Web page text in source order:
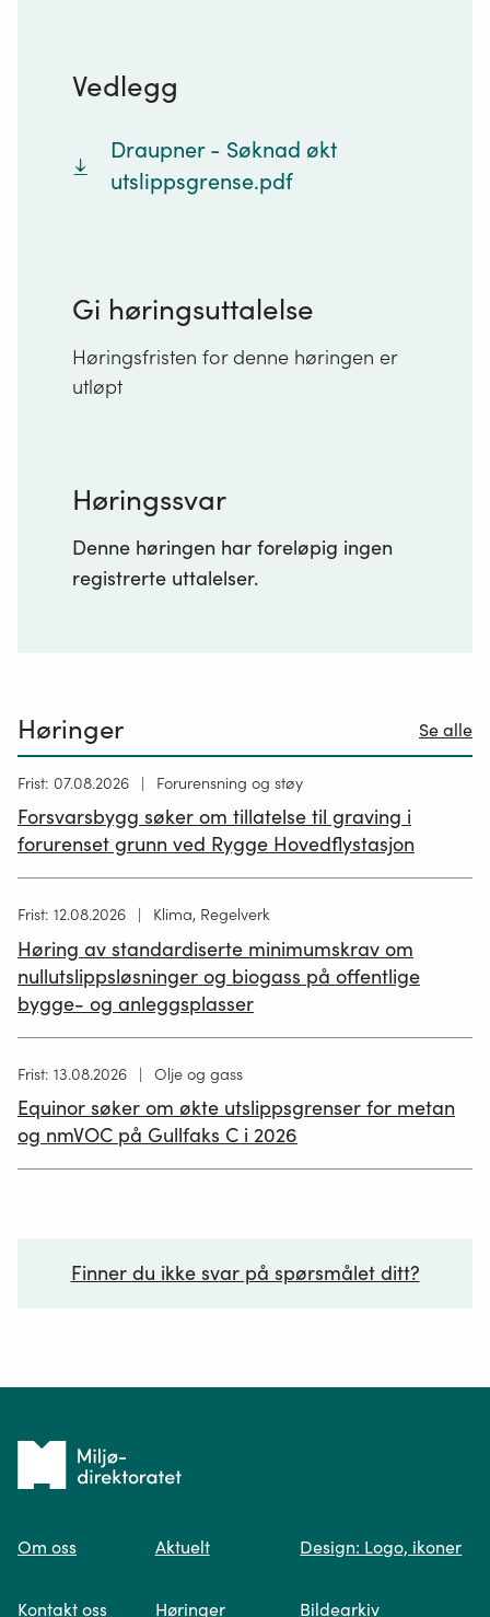
Vedlegg
Draupner - Søknad økt
utslippsgrense.pdf
Gi høringsuttalelse
Høringsfristen for denne høringen er
utløpt
Høringssvar
Denne høringen har foreløpig ingen
registrerte uttalelser.
Høringer Se alle
Høring
publisert
26.06.2026
Frist: 07.08.2026 Forurensning og støy
Forsvarsbygg søker om tillatelse til graving i
forurenset grunn ved Rygge Hovedflystasjon
Høring
12.05.2026
Frist: 12.08.2026 Klima, Regelverk
Høring av standardiserte minimumskrav om
nullutslippsløsninger og biogass på offentlige
bygge- og anleggsplasser
Høring
02.07.2026
Frist: 13.08.2026 Olje og gass
Equinor søker om økte utslippsgrenser for metan
og nmVOC på Gullfaks C i 2026
Finner du ikke svar på spørsmålet ditt?
Spør oss
Tilbake
forsiden
Om oss
Kontakt oss
Aktuelt
Høringer
Design: Logo, ikoner
Bildearkiv